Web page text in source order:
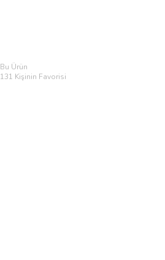
Bu Ürün
131 Kişinin Favorisi